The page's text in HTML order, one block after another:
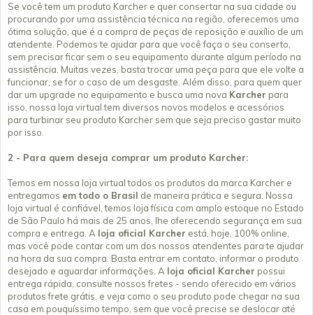
Se você tem um produto Karcher e quer consertar na sua cidade ou
procurando por uma assistência técnica na região, oferecemos uma
ótima solução, que é a compra de peças de reposição e auxílio de um
atendente. Podemos te ajudar para que você faça o seu conserto,
sem precisar ficar sem o seu equipamento durante algum período na
assistência. Muitas vezes, basta trocar uma peça para que ele volte a
funcionar, se for o caso de um desgaste. Além disso, para quem quer
dar um upgrade no equipamento e busca uma nova Karcher para
isso, nossa loja virtual tem diversos novos modelos e acessórios
para turbinar seu produto Karcher sem que seja preciso gastar muito
por isso.
2 - Para quem deseja comprar um produto Karcher:
Temos em nossa loja virtual todos os produtos da marca Karcher e
entregamos em todo o Brasil de maneira prática e segura. Nossa
loja virtual é confiável, temos loja física com amplo estoque no Estado
de São Paulo há mais de 25 anos, lhe oferecendo segurança em sua
compra e entrega. A loja oficial Karcher está, hoje, 100% online,
mas você pode contar com um dos nossos atendentes para te ajudar
na hora da sua compra. Basta entrar em contato, informar o produto
desejado e aguardar informações. A loja oficial Karcher possui
entrega rápida, consulte nossos fretes - sendo oferecido em vários
produtos frete grátis, e veja como o seu produto pode chegar na sua
casa em pouquíssimo tempo, sem que você precise se deslocar até